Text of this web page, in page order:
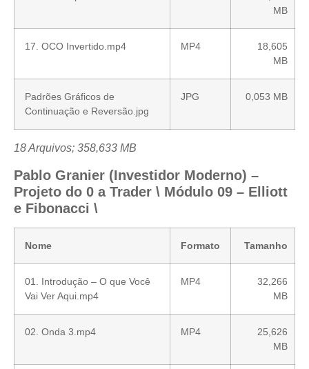
MB
17. OCO Invertido.mp4 MP4
18,605
MB
Padrões Gráficos de
Continuação e Reversão.jpg
JPG 0,053 MB
18 Arquivos; 358,633 MB
Pablo Granier (Investidor Moderno) –
Projeto do 0 a Trader \ Módulo 09 – Elliott
e Fibonacci \
Nome Formato Tamanho
01. Introdução – O que Você
Vai Ver Aqui.mp4
MP4
32,266
MB
02. Onda 3.mp4 MP4
25,626
MB